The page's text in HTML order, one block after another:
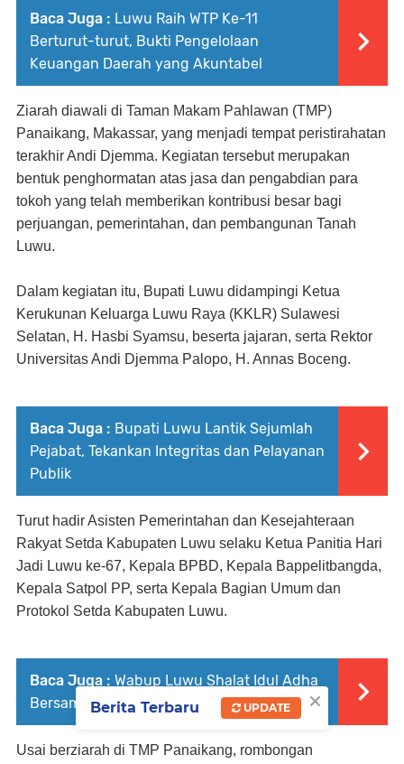
Baca Juga : Luwu Raih WTP Ke-11
Berturut-turut, Bukti Pengelolaan
Keuangan Daerah yang Akuntabel
Ziarah diawali di Taman Makam Pahlawan (TMP)
Panaikang, Makassar, yang menjadi tempat peristirahatan
terakhir Andi Djemma. Kegiatan tersebut merupakan
bentuk penghormatan atas jasa dan pengabdian para
tokoh yang telah memberikan kontribusi besar bagi
perjuangan, pemerintahan, dan pembangunan Tanah
Luwu.
Dalam kegiatan itu, Bupati Luwu didampingi Ketua
Kerukunan Keluarga Luwu Raya (KKLR) Sulawesi
Selatan, H. Hasbi Syamsu, beserta jajaran, serta Rektor
Universitas Andi Djemma Palopo, H. Annas Boceng.
Baca Juga : Bupati Luwu Lantik Sejumlah
Pejabat, Tekankan Integritas dan Pelayanan
Publik
Turut hadir Asisten Pemerintahan dan Kesejahteraan
Rakyat Setda Kabupaten Luwu selaku Ketua Panitia Hari
Jadi Luwu ke-67, Kepala BPBD, Kepala Bappelitbangda,
Kepala Satpol PP, serta Kepala Bagian Umum dan
Protokol Setda Kabupaten Luwu.
Baca Juga : Wabup Luwu Shalat Idul Adha
Bersama Warga Walenrang
Usai berziarah di TMP Panaikang, rombongan
×
Berita Terbaru UPDATE